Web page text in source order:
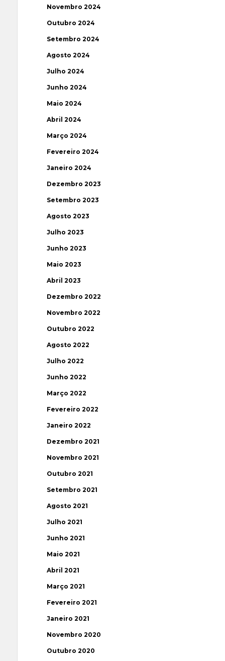
Novembro 2024
Outubro 2024
Setembro 2024
Agosto 2024
Julho 2024
Junho 2024
Maio 2024
Abril 2024
Março 2024
Fevereiro 2024
Janeiro 2024
Dezembro 2023
Setembro 2023
Agosto 2023
Julho 2023
Junho 2023
Maio 2023
Abril 2023
Dezembro 2022
Novembro 2022
Outubro 2022
Agosto 2022
Julho 2022
Junho 2022
Março 2022
Fevereiro 2022
Janeiro 2022
Dezembro 2021
Novembro 2021
Outubro 2021
Setembro 2021
Agosto 2021
Julho 2021
Junho 2021
Maio 2021
Abril 2021
Março 2021
Fevereiro 2021
Janeiro 2021
Novembro 2020
Outubro 2020